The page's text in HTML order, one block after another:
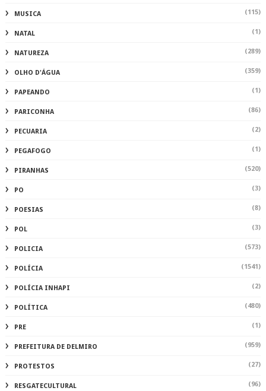
MUSICA (115)
NATAL (1)
NATUREZA (289)
OLHO D'ÁGUA (359)
PAPEANDO (1)
PARICONHA (86)
PECUARIA (2)
PEGAFOGO (1)
PIRANHAS (520)
PO (3)
POESIAS (8)
POL (3)
POLICIA (573)
POLÍCIA (1541)
POLÍCIA INHAPI (2)
POLÍTICA (480)
PRE (1)
PREFEITURA DE DELMIRO (959)
PROTESTOS (27)
RESGATECULTURAL (96)